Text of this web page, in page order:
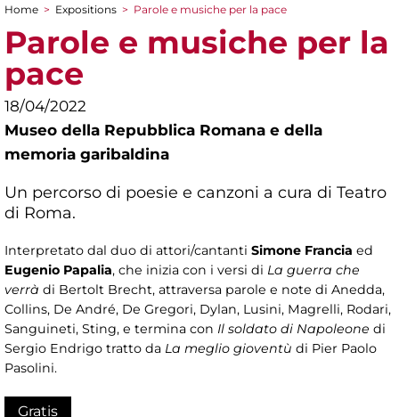
You are here
Home > Expositions > Parole e musiche per la pace
Parole e musiche per la
pace
18/04/2022
Museo della Repubblica Romana e della
memoria garibaldina
Un percorso di poesie e canzoni a cura di Teatro
di Roma.
Interpretato dal duo di attori/cantanti Simone Francia ed
Eugenio Papalia, che inizia con i versi di La guerra che
verrà di Bertolt Brecht, attraversa parole e note di Anedda,
Collins, De André, De Gregori, Dylan, Lusini, Magrelli, Rodari,
Sanguineti, Sting, e termina con Il soldato di Napoleone di
Sergio Endrigo tratto da La meglio gioventù di Pier Paolo
Pasolini.
Gratis